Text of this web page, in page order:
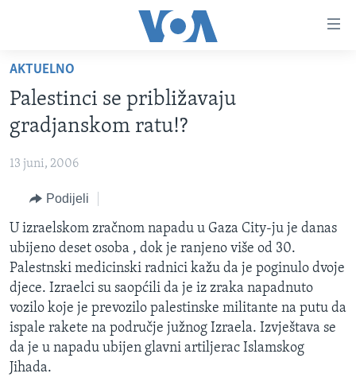
glavni
sadržaj
na
glavnu
navigaciju
pretragu
TV PROGRAM
VIDEO
FOTOGRAFIJE DANA
VIJESTI
SJEDINJENE AMERIČKE DRŽAVE
BOSNA I HERCEGOVINA
SVIJET
NAUKA I TEHNOLOGIJA
SPECIJALNI PROJEKTI
KORUPCIJA
SLOBODA MEDIJA
ŽENSKA STRANA
IZBJEGLIČKA STRANA
MAGAZIN
AKTUELNO
Palestinci se približavaju
gradjanskom ratu!?
13 juni, 2006
Podijeli
U izraelskom zračnom napadu u Gaza City-ju je danas
ubijeno deset osoba , dok je ranjeno više od 30.
Palestnski medicinski radnici kažu da je poginulo dvoje
djece. Izraelci su saopćili da je iz zraka napadnuto
vozilo koje je prevozilo palestinske militante na putu da
ispale rakete na područje južnog Izraela. Izvještava se
da je u napadu ubijen glavni artiljerac Islamskog
Jihada.